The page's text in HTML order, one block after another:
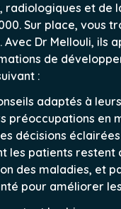
et
Sur place,
Dr Mellouli, ils
de
:
adaptés à
préoccupations
décisions
les patients restent
des maladies, et
pour améliorer